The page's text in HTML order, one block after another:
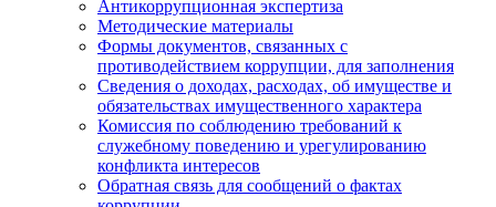
Антикоррупционная экспертиза
Методические материалы
Формы документов, связанных с
противодействием коррупции, для заполнения
Сведения о доходах, расходах, об имуществе и
обязательствах имущественного характера
Комиссия по соблюдению требований к
служебному поведению и урегулированию
конфликта интересов
Обратная связь для сообщений о фактах